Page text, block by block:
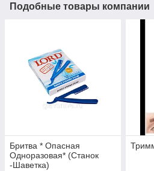
Подобные товары компании
Бритва * Опасная
Одноразовая* (Станок
-Шаветка)